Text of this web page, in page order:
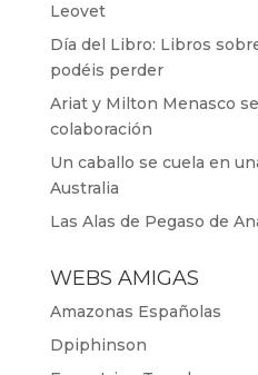
Leovet
Día del Libro: Libros
podéis perder
Ariat y Milton Menasco
colaboración
Un caballo se cuela en
Australia
Las Alas de Pegaso de
WEBS AMIGAS
Amazonas Españolas
Dpiphinson